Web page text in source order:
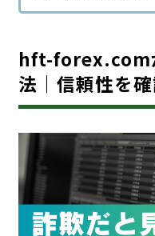
hft-forex.com
法｜信頼性を